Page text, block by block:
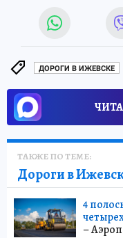
ДОРОГИ В ИЖЕВСКЕ
ТАКЖЕ ПО ТЕМЕ:
Дороги в
4
–